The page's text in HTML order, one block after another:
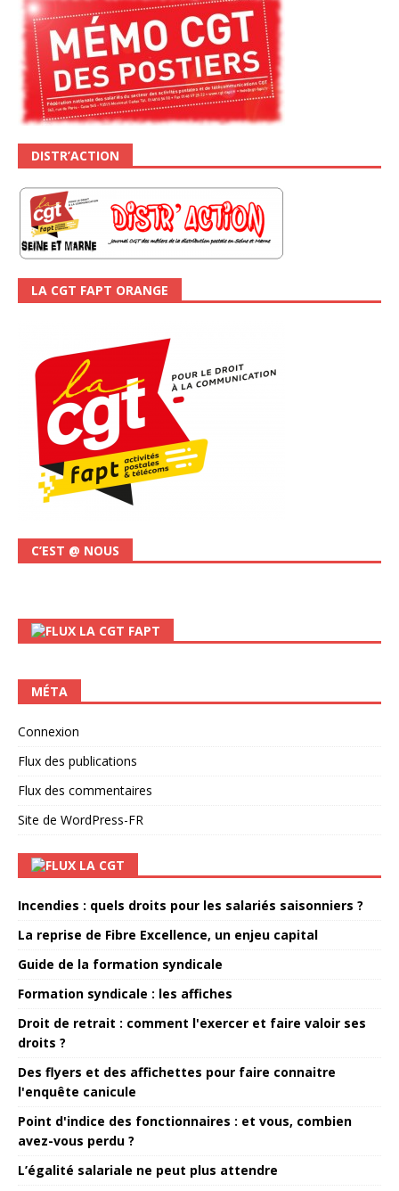
DISTR’ACTION
LA CGT FAPT ORANGE
C’EST @ NOUS
LA CGT FAPT
MÉTA
Connexion
Flux des publications
Flux des commentaires
Site de WordPress-FR
LA CGT
Incendies : quels droits pour les salariés saisonniers ?
La reprise de Fibre Excellence, un enjeu capital
Guide de la formation syndicale
Formation syndicale : les affiches
Droit de retrait : comment l'exercer et faire valoir ses
droits ?
Des flyers et des affichettes pour faire connaitre
l'enquête canicule
Point d'indice des fonctionnaires : et vous, combien
avez-vous perdu ?
L’égalité salariale ne peut plus attendre